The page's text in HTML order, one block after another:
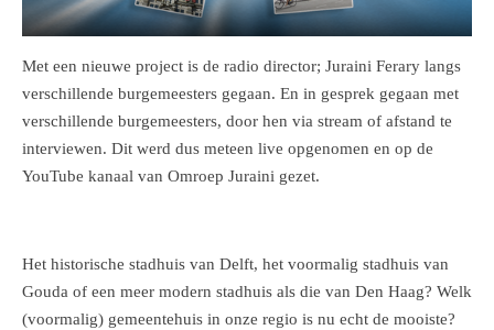
Met een nieuwe project is de radio director; Juraini Ferary langs
verschillende burgemeesters gegaan. En in gesprek gegaan met
verschillende burgemeesters, door hen via stream of afstand te
interviewen. Dit werd dus meteen live opgenomen en op de
YouTube kanaal van Omroep Juraini gezet.
Het historische stadhuis van Delft, het voormalig stadhuis van
Gouda of een meer modern stadhuis als die van Den Haag? Welk
(voormalig) gemeentehuis in onze regio is nu echt de mooiste?